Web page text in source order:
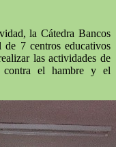
la Cátedra Bancos
7 centros educativos
las actividades de
contra el hambre y el